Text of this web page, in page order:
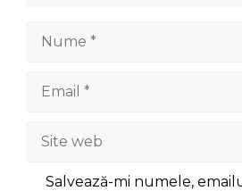
Site
web
Salvează-mi numele,